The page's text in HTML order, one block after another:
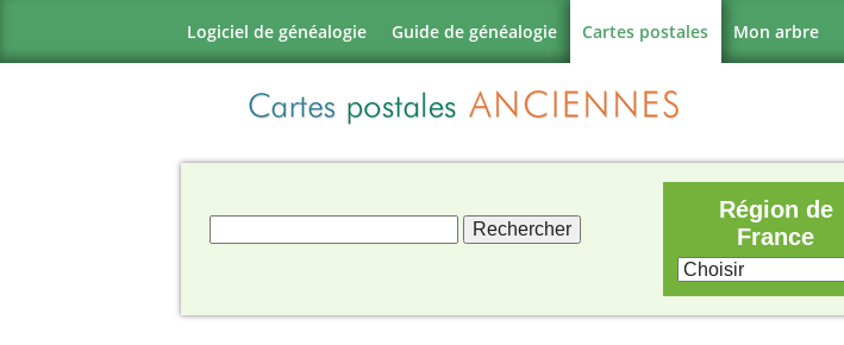
Logiciel de généalogie Guide de généalogie Cartes postales Mon arbre
Région de
France